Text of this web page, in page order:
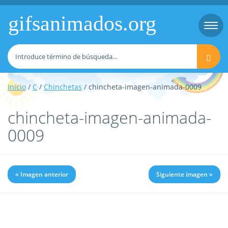
gifsanimados.org
Inicio / C /Chinchetas / chincheta-imagen-animada-0009
chincheta-imagen-animada-
0009
« Imagen anterior Siguiente imagen »